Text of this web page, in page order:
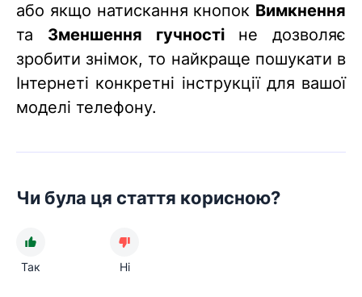
або якщо натискання кнопок Вимкнення
та Зменшення гучностіне дозволяє
зробити знімок, то найкраще пошукати в
Інтернеті конкретні інструкції для вашої
моделі телефону.
Чи була ця стаття корисною?
Так Ні